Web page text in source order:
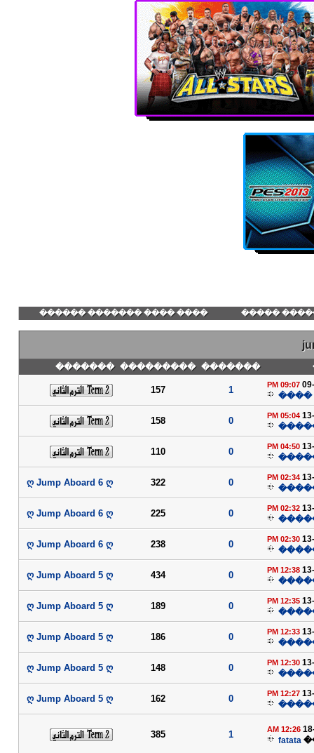
�������
���� ���� ������� ������
�������
���������
�������
09:07 PM
����
1
157
05:04 PM
����
0
158
04:50 PM
����
0
110
02:34 PM
����
0
322
ღ Jump Aboard 6 ღ
02:32 PM
����
0
225
ღ Jump Aboard 6 ღ
02:30 PM
����
0
238
ღ Jump Aboard 6 ღ
12:38 PM
����
0
434
ღ Jump Aboard 5 ღ
12:35 PM
����
0
189
ღ Jump Aboard 5 ღ
12:33 PM
����
0
186
ღ Jump Aboard 5 ღ
12:30 PM
����
0
148
ღ Jump Aboard 5 ღ
12:27 PM
����
0
162
ღ Jump Aboard 5 ღ
12:26 AM
fatata
1
385